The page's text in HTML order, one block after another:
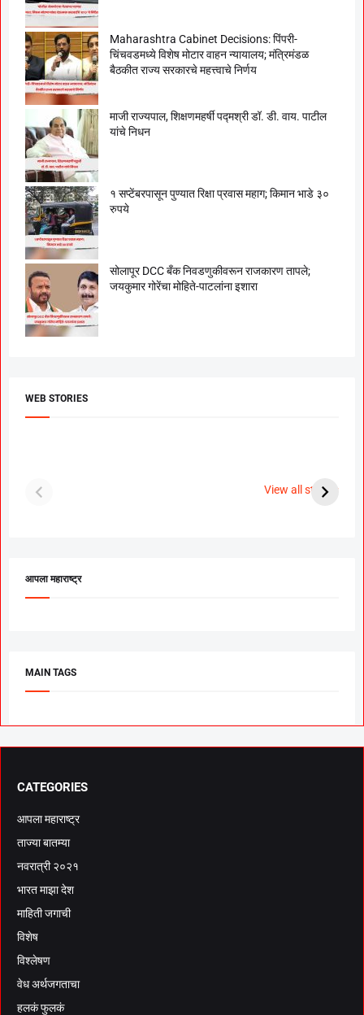
Maharashtra Cabinet Decisions: पिंपरी-
चिंचवडमध्ये विशेष मोटार वाहन न्यायालय; मंत्रिमंडळ
बैठकीत राज्य सरकारचे महत्त्वाचे निर्णय
माजी राज्यपाल, शिक्षणमहर्षी पद्मश्री डॉ. डी. वाय. पाटील
यांचे निधन
१ सप्टेंबरपासून पुण्यात रिक्षा प्रवास महाग; किमान भाडे ३०
रुपये
सोलापूर DCC बँक निवडणुकीवरून राजकारण तापले;
जयकुमार गोरेंचा मोहिते-पाटलांना इशारा
WEB STORIES
View all stories
पूजा सावंत ने गुपचूप
आपला महाराष्ट्र
MAIN TAGS
CATEGORIES
आपला महाराष्ट्र
ताज्या बातम्या
नवरात्री २०२१
भारत माझा देश
माहिती जगाची
विशेष
विश्लेषण
वेध अर्थजगताचा
हलकं फुलकं